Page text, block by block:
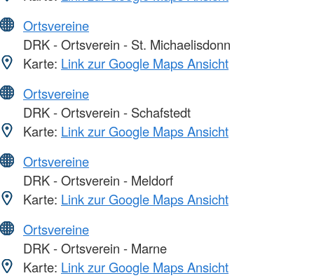
Ortsvereine
DRK - Ortsverein - St. Michaelisdonn
Karte: Link zur Google Maps Ansicht
Ortsvereine
DRK - Ortsverein - Schafstedt
Karte: Link zur Google Maps Ansicht
Ortsvereine
DRK - Ortsverein - Meldorf
Karte: Link zur Google Maps Ansicht
Ortsvereine
DRK - Ortsverein - Marne
Karte: Link zur Google Maps Ansicht